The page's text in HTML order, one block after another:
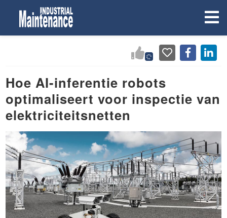
Hoe AI-inferentie robots
optimaliseert voor inspectie van
elektriciteitsnetten